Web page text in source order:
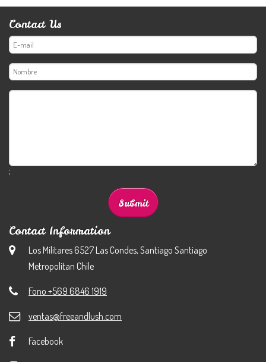
Contact Us
;
Contact Information
Los Militares 6527 Las Condes, Santiago Santiago
Metropolitan Chile
Fono +569 6846 1919
ventas@freeandlush.com
Facebook